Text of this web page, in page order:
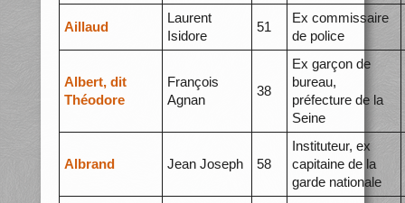
Aillaud
Laurent
Isidore
51
Ex commissaire
de police
Albert, dit
Théodore
François
Agnan
38
Ex garçon de
bureau,
préfecture de la
Seine
Albrand Jean Joseph 58
Instituteur, ex
capitaine de la
garde nationale